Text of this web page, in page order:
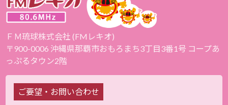
ＦＭ琉球株式会社 (FMレキオ)
〒900-0006 沖縄県那覇市おもろまち3丁目3番1号 コープあ
っぷるタウン2階
ご要望・お問い合わせ